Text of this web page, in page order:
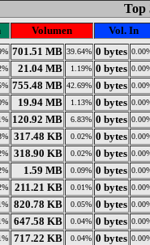
Top
Volumen
Vol. In
701.51 MB 39.64% 0 bytes
21.04 MB 1.19% 0 bytes
755.48 MB 42.69% 0 bytes
19.94 MB 1.13% 0 bytes
120.92 MB 6.83% 0 bytes
317.48 KB 0.02% 0 bytes
318.90 KB 0.02% 0 bytes
1.59 MB 0.09% 0 bytes
211.21 KB 0.01% 0 bytes
820.78 KB 0.05% 0 bytes
647.58 KB 0.04% 0 bytes
717.22 KB 0.04% 0 bytes